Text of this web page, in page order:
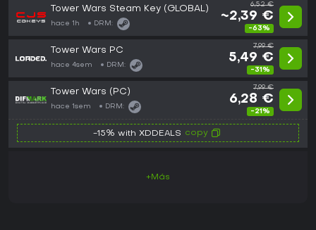
Tower Wars Steam Key (GLOBAL)
hace 1h DRM:
6,52 €
~2,39 €
-63%
Tower Wars PC
hace 4sem DRM:
7,99 €
5,49 €
-31%
Tower Wars (PC)
hace 1sem DRM:
7,99 €
6,28 €
-21%
-15% with XDDEALS copy
+Más